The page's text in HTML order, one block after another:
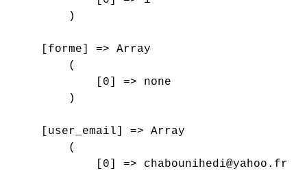
        )
    [forme] => Array
        (
            [0] => none
        )
    [user_email] => Array
        (
            [0] => chabounihedi@yahoo.fr